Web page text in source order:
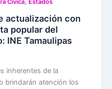
Cívica Estados
actualización con
popular del
INE Tamaulipas
inherentes de la
brindarán atención los